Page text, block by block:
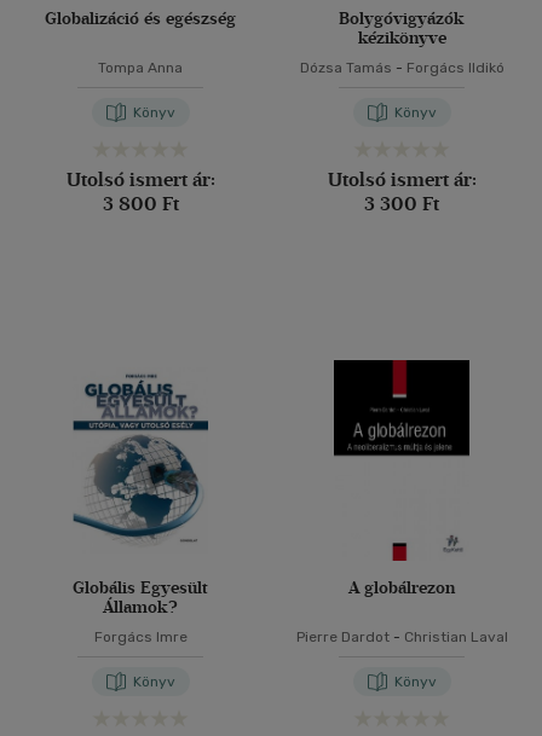
Globalizáció és egészség
Tompa Anna
Könyv
Utolsó ismert ár:
3 800 Ft
Bolygóvigyázók
kézikönyve
Dózsa Tamás - Forgács Ildikó
Könyv
Utolsó ismert ár:
3 300 Ft
Globális Egyesült
Államok?
Forgács Imre
Könyv
A globálrezon
Pierre Dardot- Christian Laval
Könyv